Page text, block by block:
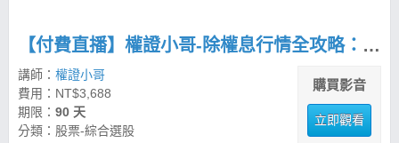
【付費直播】權證小哥-除權息行情全攻略：掌握領息與價差的實戰策略
講師： 權證小哥
費用：NT$3,688
期限： 90 天
分類：股票-綜合選股
購買影音
立即觀看